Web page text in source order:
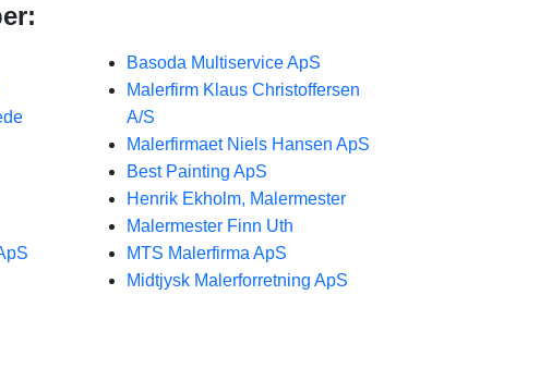
Basoda Multiservice ApS
Malerfirm Klaus Christoffersen
A/S
Malerfirmaet Niels Hansen ApS
Best Painting ApS
Henrik Ekholm, Malermester
Malermester Finn Uth
MTS Malerfirma ApS
Midtjysk Malerforretning ApS